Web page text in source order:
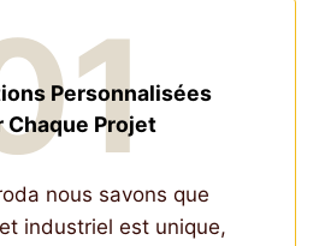
Personnalisées
Chaque Projet
nous savons que
industriel est unique,